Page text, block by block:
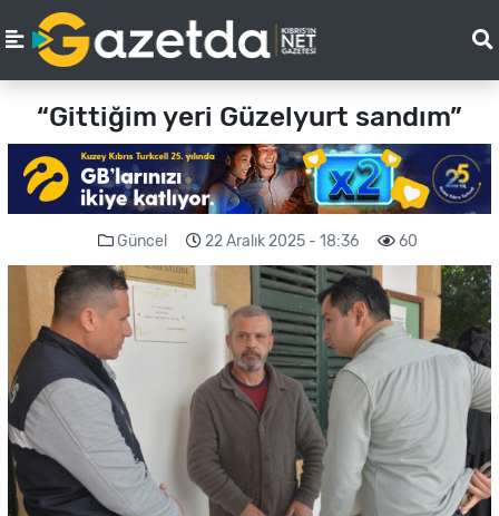
“Gittiğim yeri Güzelyurt sandım”
Güncel 22 Aralık 2025 - 18:36 60